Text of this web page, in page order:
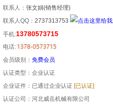
联系人： 张文娟(销售经理)
联系人QQ： 2737313753
手机:13780573715
电话:
会员级别： 免费会员
认证类型： 企业认证
企业证件： 已通过企业认证 [已认证]
认证公司： 河北威岳机械有限公司